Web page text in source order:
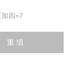
四=7